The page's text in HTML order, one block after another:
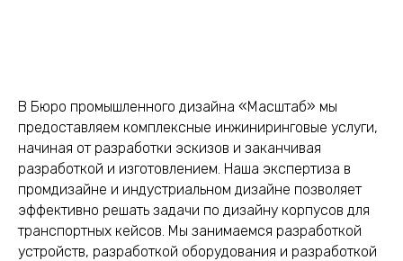
В Бюро промышленного дизайна «Масштаб» мы
предоставляем комплексные инжиниринговые услуги,
начиная от разработки эскизов и заканчивая
разработкой и изготовлением. Наша экспертиза в
промдизайне и индустриальном дизайне позволяет
эффективно решать задачи по дизайну корпусов для
транспортных кейсов. Мы занимаемся разработкой
устройств, разработкой оборудования и разработкой